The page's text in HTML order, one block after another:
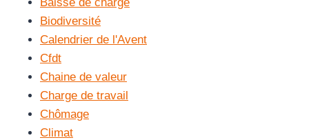
Biodiversité
Calendrier de l'Avent
Cfdt
Chaine de valeur
Charge de travail
Chômage
Climat